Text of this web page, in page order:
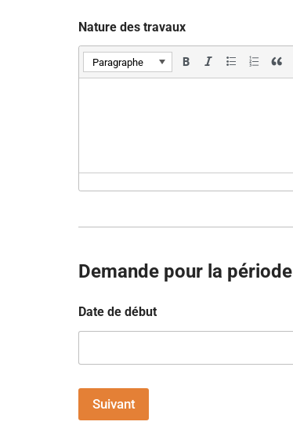
Nature des travaux
Paragraphe
Demande pour la période
Date de début
Suivant